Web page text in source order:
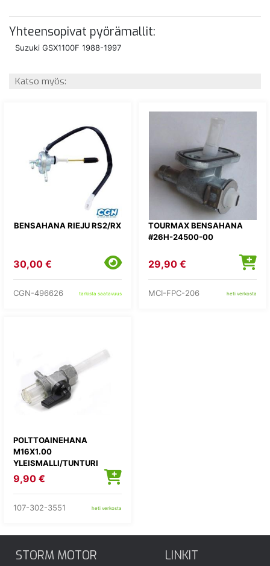
Yhteensopivat pyörämallit:
Suzuki GSX1100F 1988-1997
Katso myös:
BENSAHANA RIEJU RS2/RX
30,00 €
CGN-496626 tarkista saatavuus
TOURMAX BENSAHANA
#26H-24500-00
29,90 €
MCI-FPC-206 heti verkosta
POLTTOAINEHANA
M16X1.00
YLEISMALLI/TUNTURI
9,90 €
107-302-3551 heti verkosta
STORM MOTOR LINKIT